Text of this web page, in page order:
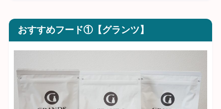
おすすめフード①【グランツ】